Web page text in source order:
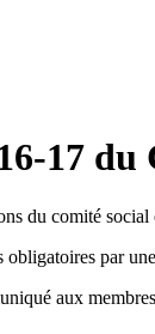
17 du
du comité social
obligatoires par
aux